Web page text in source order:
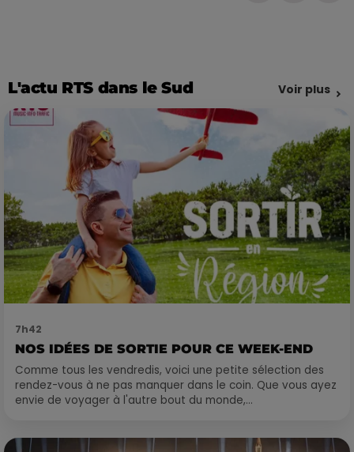
L'actu RTS dans le Sud Voir plus
7h42
NOS IDÉES DE SORTIE POUR CE WEEK-END
Comme tous les vendredis, voici une petite sélection des
rendez-vous à ne pas manquer dans le coin. Que vous ayez
envie de voyager à l'autre bout du monde,...